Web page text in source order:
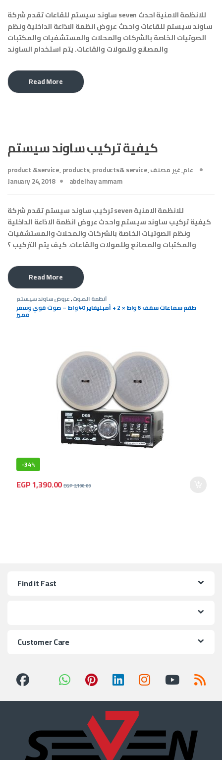
ساوند سيستم للقاعات تقدم شركة seven للانظمة الامنية احدث
ساوند سيستم للقاعات واحدث عروض انظمة الاذاعة الداخلية ونظم
الصوتيات الخاصة بالشركات والمحلات والمستشفيات والمكتبات
والمصانع وللمولات والقاعات. يتم استخدام الساوند
Read More
كيفية تركيب ساوند سيستم
product &service,products,products& service, عام,غير مصنف
January 24, 2018
abdelhay ammam
تركيب ساوند سيستم تقدم شركة seven للانظمة الامنية
كيفية تركيب ساوند سيستم واحدث عروض انظمة الاذاعة الداخلية
ونظم الصوتيات الخاصة بالشركات والمحلات والمستشفيات
والمكتبات والمصانع وللمولات والقاعات. كيف يتم التركيب ؟
Read More
أنظمة الصوت,عروض ساوند سيستم
طقم سماعات سقف 6 واط × 2 + أمبليفاير 40 واط – صوت قوي وسعر
مميز
-34%
EGP1,390.00EGP2,100.00
Find it Fast
Customer Care